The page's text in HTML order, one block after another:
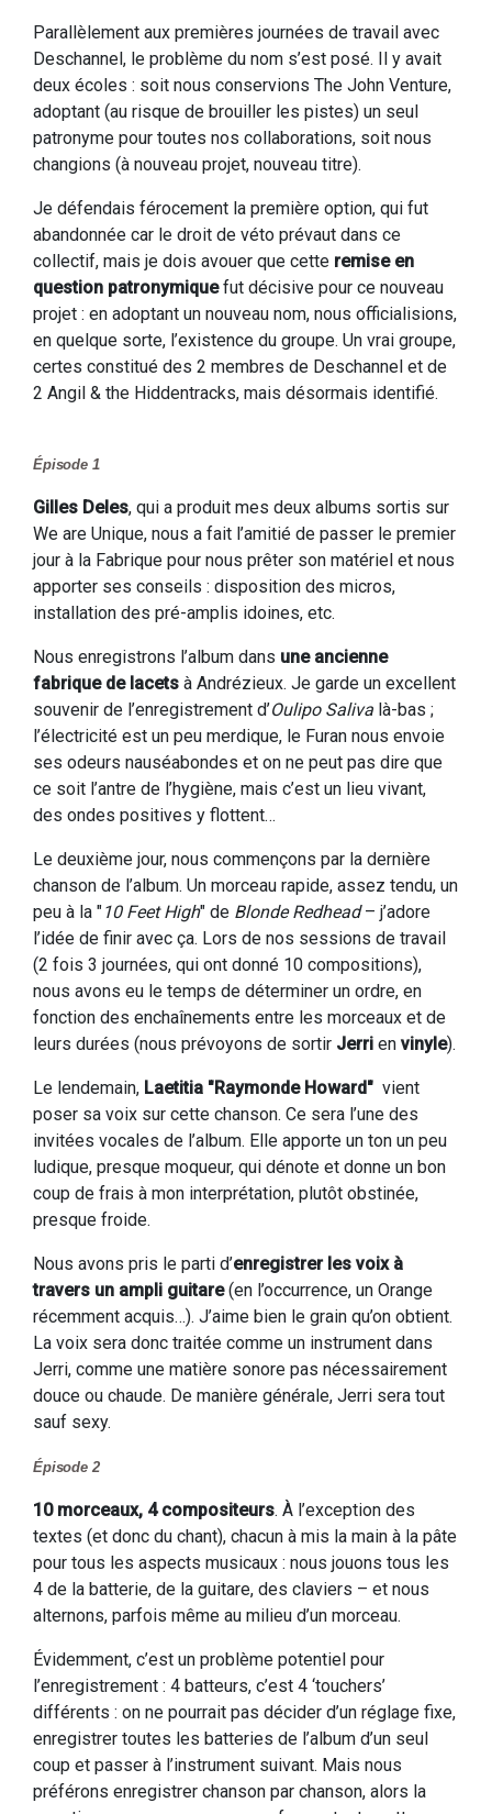
Parallèlement aux premières journées de travail avec
Deschannel, le problème du nom s’est posé. Il y avait
deux écoles : soit nous conservions The John Venture,
adoptant (au risque de brouiller les pistes) un seul
patronyme pour toutes nos collaborations, soit nous
changions (à nouveau projet, nouveau titre).
Je défendais férocement la première option, qui fut
abandonnée car le droit de véto prévaut dans ce
collectif, mais je dois avouer que cette remise en
question patronymiquefut décisive pour ce nouveau
projet : en adoptant un nouveau nom, nous officialisions,
en quelque sorte, l’existence du groupe. Un vrai groupe,
certes constitué des 2 membres de Deschannel et de
2 Angil & the Hiddentracks, mais désormais identifié.
Épisode 1
Gilles Deles, qui a produit mes deux albums sortis sur
We are Unique, nous a fait l’amitié de passer le premier
jour à la Fabrique pour nous prêter son matériel et nous
apporter ses conseils : disposition des micros,
installation des pré-amplis idoines, etc.
Nous enregistrons l’album dans une ancienne
fabrique de lacets à Andrézieux. Je garde un excellent
souvenir de l’enregistrement d’Oulipo Saliva là-bas ;
l’électricité est un peu merdique, le Furan nous envoie
ses odeurs nauséabondes et on ne peut pas dire que
ce soit l’antre de l’hygiène, mais c’est un lieu vivant,
des ondes positives y flottent…
Le deuxième jour, nous commençons par la dernière
chanson de l’album. Un morceau rapide, assez tendu, un
peu à la "10 Feet High" de Blonde Redhead– j’adore
l’idée de finir avec ça. Lors de nos sessions de travail
(2 fois 3 journées, qui ont donné 10 compositions),
nous avons eu le temps de déterminer un ordre, en
fonction des enchaînements entre les morceaux et de
leurs durées (nous prévoyons de sortir Jerri en vinyle).
Le lendemain, Laetitia "Raymonde Howard" vient
poser sa voix sur cette chanson. Ce sera l’une des
invitées vocales de l’album. Elle apporte un ton un peu
ludique, presque moqueur, qui dénote et donne un bon
coup de frais à mon interprétation, plutôt obstinée,
presque froide.
Nous avons pris le parti d’enregistrer les voix à
travers un ampli guitare(en l’occurrence, un Orange
récemment acquis…). J’aime bien le grain qu’on obtient.
La voix sera donc traitée comme un instrument dans
Jerri, comme une matière sonore pas nécessairement
douce ou chaude. De manière générale, Jerri sera tout
sauf sexy.
Épisode 2
10 morceaux, 4 compositeurs. À l’exception des
textes (et donc du chant), chacun à mis la main à la pâte
pour tous les aspects musicaux : nous jouons tous les
4 de la batterie, de la guitare, des claviers – et nous
alternons, parfois même au milieu d’un morceau.
Évidemment, c’est un problème potentiel pour
l’enregistrement : 4 batteurs, c’est 4 ‘touchers’
différents : on ne pourrait pas décider d’un réglage fixe,
enregistrer toutes les batteries de l’album d’un seul
coup et passer à l’instrument suivant. Mais nous
préférons enregistrer chanson par chanson, alors la